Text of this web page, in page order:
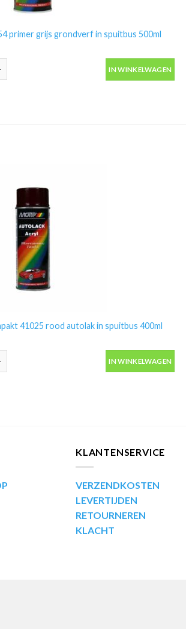
primer grijs grondverf in spuitbus 500ml
primer grijs grondverf in spuitbus 500ml aantal
IN WINKELWAGEN
41025 rood autolak in spuitbus 400ml
41025 rood autolak in spuitbus 400ml aantal
IN WINKELWAGEN
KLANTENSERVICE
VERZENDKOSTEN
LEVERTIJDEN
RETOURNEREN
KLACHT